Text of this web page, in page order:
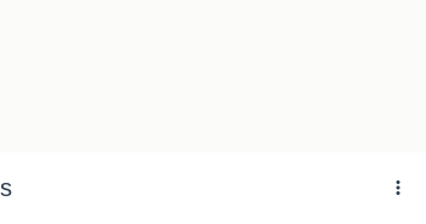
meter (L x B x H)